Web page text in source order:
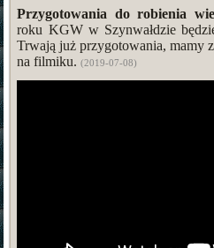
Przygotowania do robienia
roku KGW w Szynwałdzie
Trwają już przygotowania, mamy
na filmiku.(2019-07-08)